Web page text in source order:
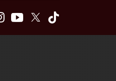
InstagramYoutubeTwitter